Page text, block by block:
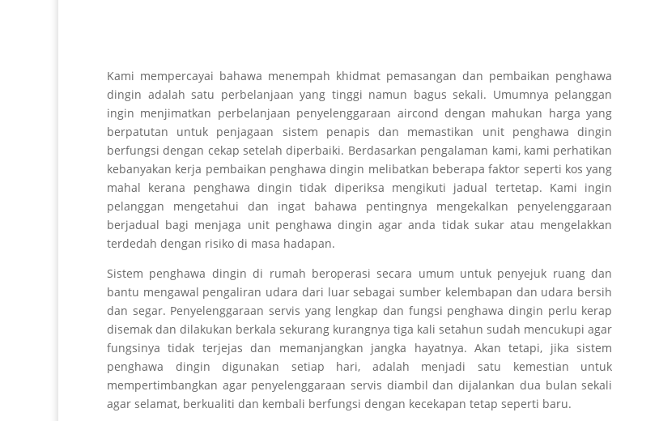
Kami mempercayai bahawa menempah khidmat pemasangan dan pembaikan penghawa
dingin adalah satu perbelanjaan yang tinggi namun bagus sekali. Umumnya pelanggan
ingin menjimatkan perbelanjaan penyelenggaraan aircond dengan mahukan harga yang
berpatutan untuk penjagaan sistem penapis dan memastikan unit penghawa dingin
berfungsi dengan cekap setelah diperbaiki. Berdasarkan pengalaman kami, kami perhatikan
kebanyakan kerja pembaikan penghawa dingin melibatkan beberapa faktor seperti kos yang
mahal kerana penghawa dingin tidak diperiksa mengikuti jadual tertetap. Kami ingin
pelanggan mengetahui dan ingat bahawa pentingnya mengekalkan penyelenggaraan
berjadual bagi menjaga unit penghawa dingin agar anda tidak sukar atau mengelakkan
terdedah dengan risiko di masa hadapan.
Sistem penghawa dingin di rumah beroperasi secara umum untuk penyejuk ruang dan
bantu mengawal pengaliran udara dari luar sebagai sumber kelembapan dan udara bersih
dan segar. Penyelenggaraan servis yang lengkap dan fungsi penghawa dingin perlu kerap
disemak dan dilakukan berkala sekurang kurangnya tiga kali setahun sudah mencukupi agar
fungsinya tidak terjejas dan memanjangkan jangka hayatnya. Akan tetapi, jika sistem
penghawa dingin digunakan setiap hari, adalah menjadi satu kemestian untuk
mempertimbangkan agar penyelenggaraan servis diambil dan dijalankan dua bulan sekali
agar selamat, berkualiti dan kembali berfungsi dengan kecekapan tetap seperti baru.